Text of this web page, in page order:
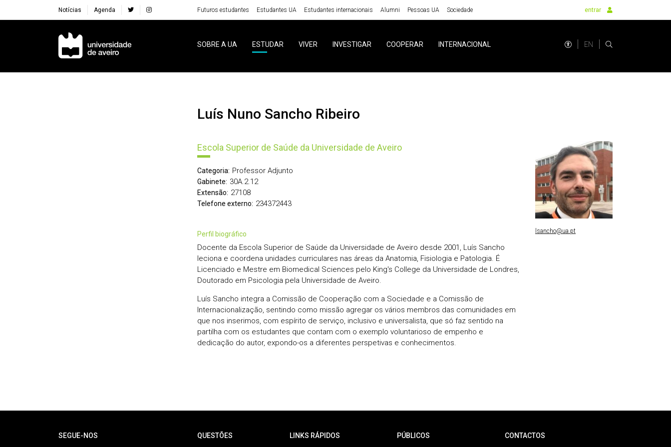
Notícias Agenda Futuros estudantes Estudantes UA Estudantes internacionais Alumni Pessoas UA Sociedade entrar
Navegação Principal
SOBRE A UA ESTUDAR VIVER INVESTIGAR COOPERAR INTERNACIONAL EN
Luís Nuno Sancho Ribeiro
Escola Superior de Saúde da Universidade de Aveiro
Categoria: Professor Adjunto
Gabinete: 30A.2.12
Extensão: 27108
Telefone externo: 234372443
perfil biográfico
Docente da Escola Superior de Saúde da Universidade de Aveiro desde 2001, Luís Sancho
leciona e coordena unidades curriculares nas áreas da Anatomia, Fisiologia e Patologia. É
Licenciado e Mestre em Biomedical Sciences pelo King's College da Universidade de Londres,
Doutorado em Psicologia pela Universidade de Aveiro.
Luís Sancho integra a Comissão de Cooperação com a Sociedade e a Comissão de
Internacionalização, sentindo como missão agregar os vários membros das comunidades em
que nos inserimos, com espírito de serviço, inclusivo e universalista, que só faz sentido na
partilha com os estudantes que contam com o exemplo voluntarioso de empenho e
dedicação do autor, expondo-os a diferentes perspetivas e conhecimentos.
lsancho@ua.pt
SEGUE-NOS QUESTÕES LINKS RÁPIDOS PÚBLICOS CONTACTOS